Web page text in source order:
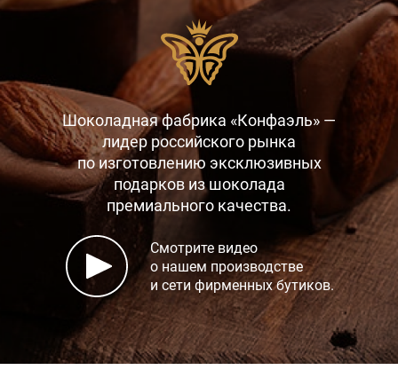
Шоколадная фабрика «Конфаэль» —
лидер российского рынка
по изготовлению эксклюзивных
подарков из шоколада
премиального качества.
Смотрите видео
о нашем производстве
и сети фирменных бутиков.